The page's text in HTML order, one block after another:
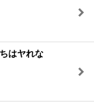
はヤれな